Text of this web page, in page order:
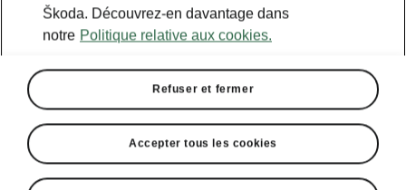
Škoda. Découvrez-en davantage dans
notre Politique relative aux cookies.
Refuser et fermer
Accepter tous les cookies